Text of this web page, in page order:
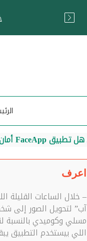
هل تطبيق FaceApp‏ أمان؟
اعرف
– خلال الساعات
آب” لتحويل الصور إلى
مسلي وكوميدي بالنسبة
اللي بيستخدم التطبيق